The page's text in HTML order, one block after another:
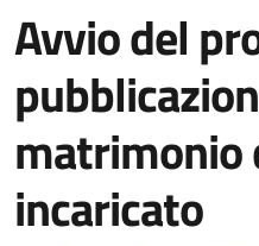
Avvio del
matrimonio
incaricato